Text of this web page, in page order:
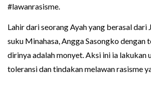
#lawanrasisme.
Lahir dari seorang Ayah yang berasal dari
suku Minahasa, Angga Sasongko dengan
dirinya adalah monyet. Aksi ini ia lakukan
toleransi dan tindakan melawan rasisme